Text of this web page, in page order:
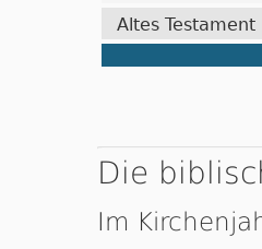
Altes Testament
Die
Im